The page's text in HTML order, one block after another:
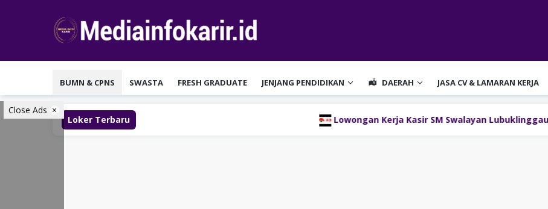
BUMN & CPNS SWASTA FRESH GRADUATE JENJANG PENDIDIKAN DAERAH JASA CV & LAMARAN KERJA
Close Ads
Loker Terbaru Lowongan Kerja Kasir SM Swalayan Lubuklinggau (SM Group)